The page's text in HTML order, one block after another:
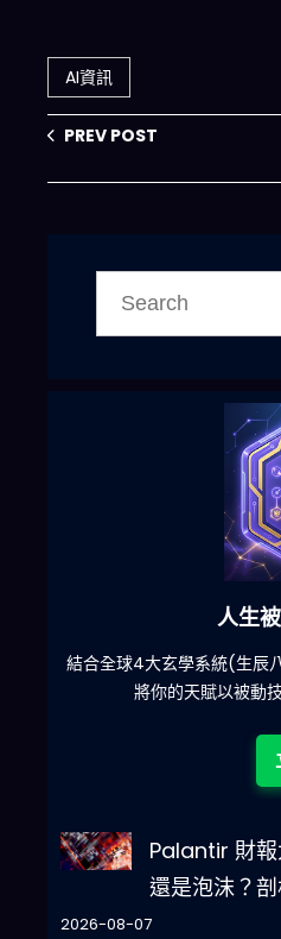
AI資訊
PREV POST
六
減少超過500萬個
Palantir 財報
還是泡沫？
2026-08-07